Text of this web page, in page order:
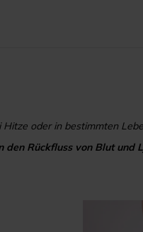
oder in bestimmten
Rückfluss von Blut und